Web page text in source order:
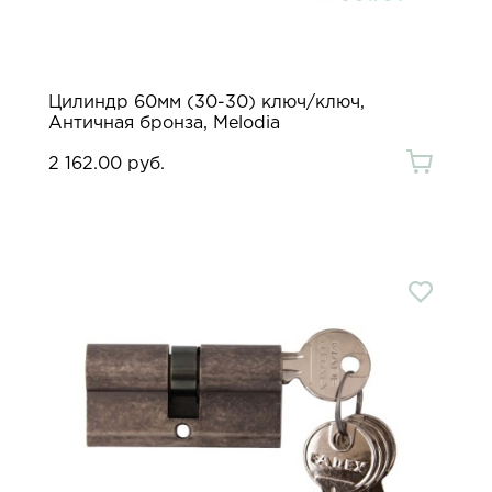
Цилиндр 60мм (30-30) ключ/ключ,
Античная бронза, Melodia
2 162.00 руб.